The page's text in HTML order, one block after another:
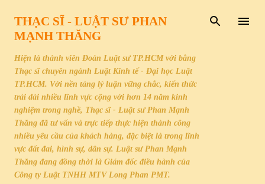
THẠC SĨ - LUẬT SƯ PHAN
MẠNH THĂNG
Hiện là thành viên Đoàn Luật sư TP.HCM với bằng
Thạc sĩ chuyên ngành Luật Kinh tế - Đại học Luật
TP.HCM. Với nền tảng lý luận vững chắc, kiến thức
trải dài nhiều lĩnh vực cộng với hơn 14 năm kinh
nghiệm trong nghề, Thạc sĩ - Luật sư Phan Mạnh
Thăng đã tư vấn và trực tiếp thực hiện thành công
nhiều yêu cầu của khách hàng, đặc biệt là trong lĩnh
vực đất đai, hình sự, dân sự. Luật sư Phan Mạnh
Thăng đang đồng thời là Giám đốc điều hành của
Công ty Luật TNHH MTV Long Phan PMT.